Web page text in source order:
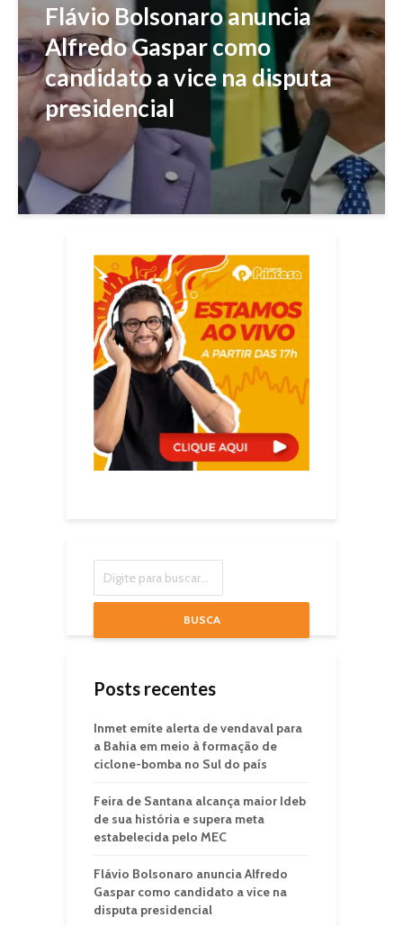
Flávio Bolsonaro anuncia
Alfredo Gaspar como
candidato a vice na disputa
presidencial
BUSCA
Posts recentes
Inmet emite alerta de vendaval para
a Bahia em meio à formação de
ciclone-bomba no Sul do país
Feira de Santana alcança maior Ideb
de sua história e supera meta
estabelecida pelo MEC
Flávio Bolsonaro anuncia Alfredo
Gaspar como candidato a vice na
disputa presidencial